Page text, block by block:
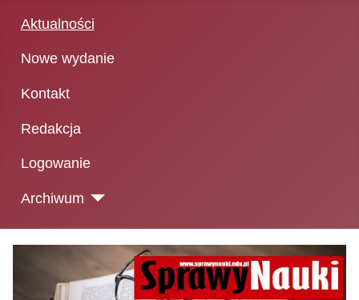
Aktualności
Nowe wydanie
Kontakt
Redakcja
Logowanie
Archiwum